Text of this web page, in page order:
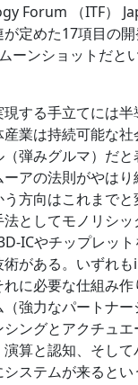
Forum （ITF）
定めた17項目の
ーンショットだと
する手立てには
業は持続可能な
弾みグルマ）だ
アの法則がやは
方向はこれまで
としてモノリシ
ICやチップレッ
がある。いずれ
に必要な仕組み
強力なパートナ
ングとアクチュエ
算と認知、そし
ステムが来るとい